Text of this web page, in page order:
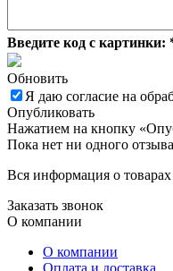
Введите код с картинки:
Обновить
Я даю согласие на
Опубликовать
Нажатием на кнопку
Пока нет ни одного
Вся информация о
Заказать звонок
О компании
О компании
Оплата и доставка